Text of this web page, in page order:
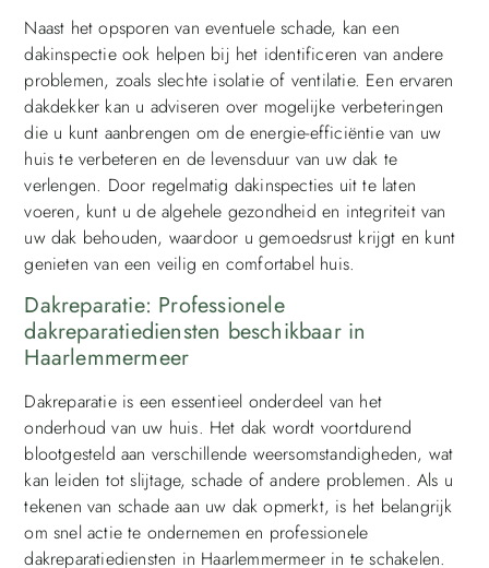
Naast het opsporen van eventuele schade, kan een
dakinspectie ook helpen bij het identificeren van andere
problemen, zoals slechte isolatie of ventilatie. Een ervaren
dakdekker kan u adviseren over mogelijke verbeteringen
die u kunt aanbrengen om de energie-efficiëntie van uw
huis te verbeteren en de levensduur van uw dak te
verlengen. Door regelmatig dakinspecties uit te laten
voeren, kunt u de algehele gezondheid en integriteit van
uw dak behouden, waardoor u gemoedsrust krijgt en kunt
genieten van een veilig en comfortabel huis.
Dakreparatie: Professionele
dakreparatiediensten beschikbaar in
Haarlemmermeer
Dakreparatie is een essentieel onderdeel van het
onderhoud van uw huis. Het dak wordt voortdurend
blootgesteld aan verschillende weersomstandigheden, wat
kan leiden tot slijtage, schade of andere problemen. Als u
tekenen van schade aan uw dak opmerkt, is het belangrijk
om snel actie te ondernemen en professionele
dakreparatiediensten in Haarlemmermeer in te schakelen.